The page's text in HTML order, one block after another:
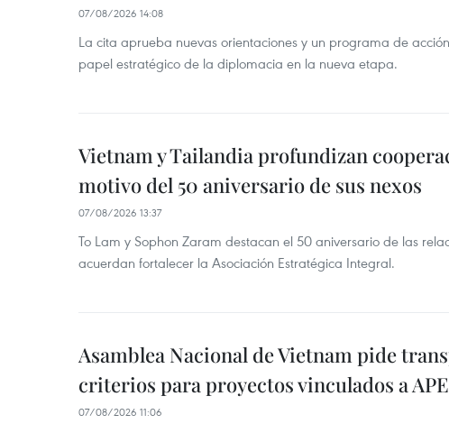
07/08/2026 14:08
La cita aprueba nuevas orientaciones y un programa de
papel estratégico de la diplomacia en la nueva etapa.
Vietnam y Tailandia profundizan
motivo del 50 aniversario de sus nexos
07/08/2026 13:37
To Lam y Sophon Zaram destacan el 50 aniversario de las
acuerdan fortalecer la Asociación Estratégica Integral.
Asamblea Nacional de Vietnam pide
criterios para proyectos vinculados a
07/08/2026 11:06